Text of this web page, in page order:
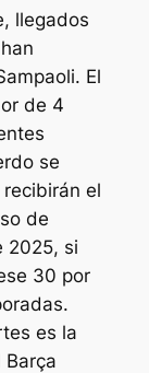
llegados
El
de 4
se
el
de
2025, si
30 por
es la
Barça